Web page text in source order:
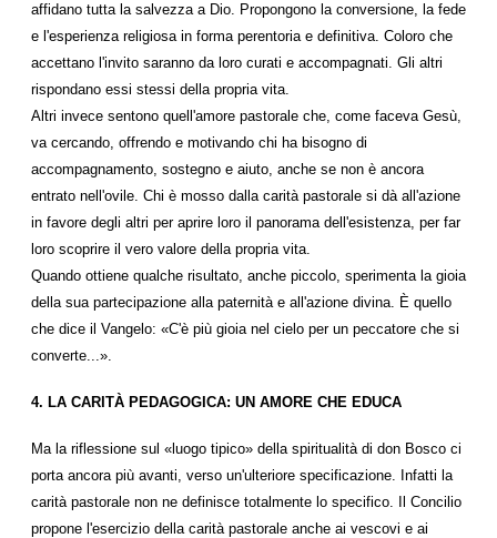
affidano tutta la salvezza a Dio. Propongono la conversione, la fede
e l'esperienza religiosa in forma perentoria e definitiva. Coloro che
accettano l'invito saranno da loro curati e accompagnati. Gli altri
rispondano essi stessi della propria vita.
Altri invece sentono quell'amore pastorale che, come faceva Gesù,
va cercando, offrendo e motivando chi ha bisogno di
accompagnamento, sostegno e aiuto, anche se non è ancora
entrato nell'ovile. Chi è mosso dalla carità pastorale si dà all'azione
in favore degli altri per aprire loro il panorama dell'esistenza, per far
loro scoprire il vero valore della propria vita.
Quando ottiene qualche risultato, anche piccolo, sperimenta la gioia
della sua partecipazione alla paternità e all'azione divina. È quello
che dice il Vangelo: «C'è più gioia nel cielo per un peccatore che si
converte...».
4. LA CARITÀ PEDAGOGICA: UN AMORE CHE EDUCA
Ma la riflessione sul «luogo tipico» della spiritualità di don Bosco ci
porta ancora più avanti, verso un'ulteriore specificazione. Infatti la
carità pastorale non ne definisce totalmente lo specifico. Il Concilio
propone l'esercizio della carità pastorale anche ai vescovi e ai